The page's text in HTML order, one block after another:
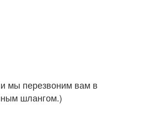
мы перезвоним вам в
шлангом.)